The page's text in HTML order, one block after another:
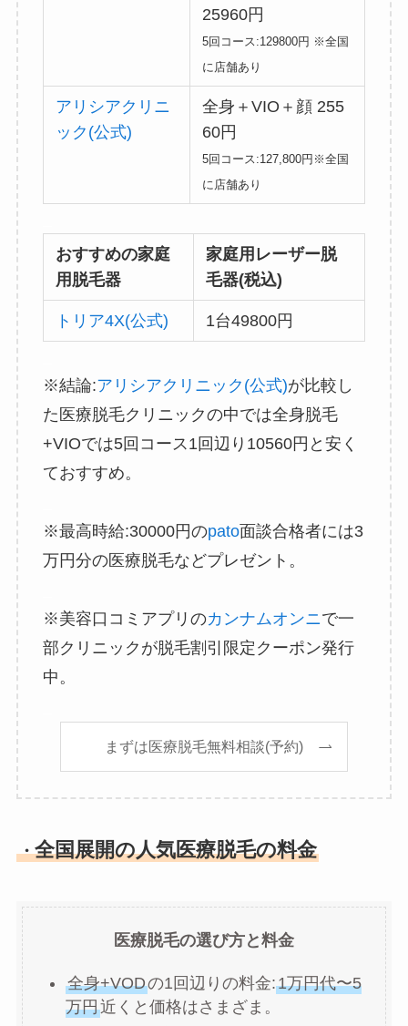
25960円
5回コース:129800円 ※全国
に店舗あり
アリシアクリニ
ック(公式)
全身＋VIO＋顔 255
60円
5回コース:127,800円※全国
に店舗あり
おすすめの家庭
用脱毛器
家庭用レーザー脱
毛器(税込)
トリア4X(公式)
1台49800円
※結論:アリシアクリニック(公式)が比較し
た医療脱毛クリニックの中では全身脱毛
+VIOでは5回コース1回辺り10560円と安く
ておすすめ。
※最高時給:30000円のpato面談合格者には3
万円分の医療脱毛などプレゼント。
※美容口コミアプリのカンナムオンニで一
部クリニックが脱毛割引限定クーポン発行
中。
まずは医療脱毛無料相談(予約)
・全国展開の人気医療脱毛の料金
医療脱毛の選び方と料金
全身+VODの1回辺りの料金:1万円代〜5
万円近くと価格はさまざま。